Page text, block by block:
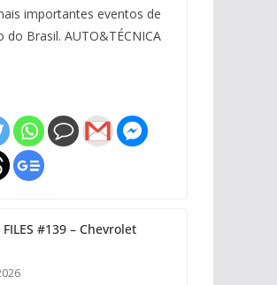
importantes eventos de
Brasil. AUTO&TÉCNICA
FILES #139 – Chevrolet